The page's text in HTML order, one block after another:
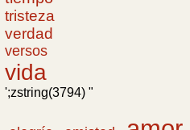
tristeza
verdad
versos
vida
';zstring(3794) "